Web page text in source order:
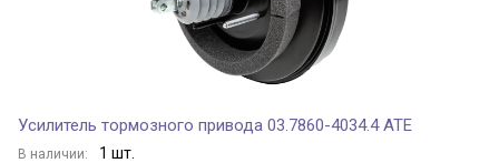
Усилитель тормозного привода 03.7860-4034.4 ATE
В наличии: 1 шт.